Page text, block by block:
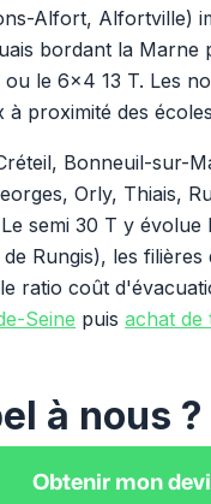
Alfort, Alfortville)
bordant la Marne
le 6x4 13 T. Les
proximité des
Bonneuil-sur-
Orly, Thiais,
semi 30 T y
Rungis), les
ratio coût
Seine puisachat de
à nous ?
Obtenir mon